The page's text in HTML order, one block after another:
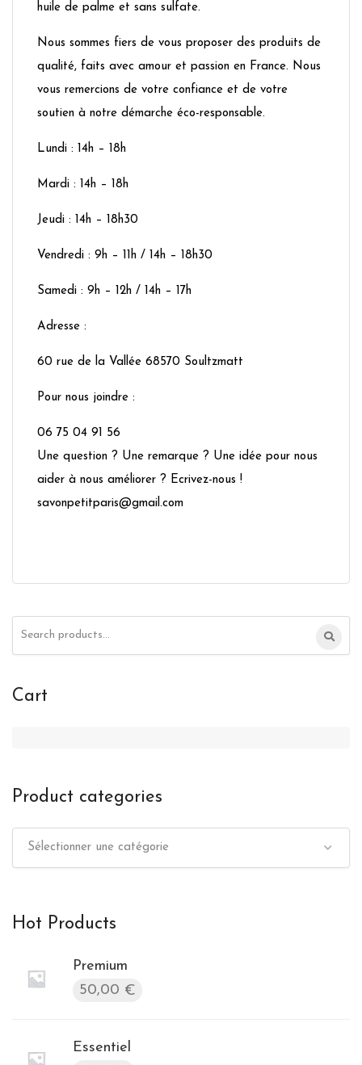
huile de palme et sans sulfate.
Nous sommes fiers de vous proposer des produits de
qualité, faits avec amour et passion en France. Nous
vous remercions de votre confiance et de votre
soutien à notre démarche éco-responsable.
Lundi : 14h – 18h
Mardi : 14h – 18h
Jeudi : 14h – 18h30
Vendredi : 9h – 11h / 14h – 18h30
Samedi : 9h – 12h / 14h – 17h
Adresse :
60 rue de la Vallée 68570 Soultzmatt
Pour nous joindre :
06 75 04 91 56
Une question ? Une remarque ? Une idée pour nous
aider à nous améliorer ? Ecrivez-nous !
savonpetitparis@gmail.com
Cart
Product categories
Sélectionner une catégorie
Hot Products
Premium
50,00 €
Essentiel